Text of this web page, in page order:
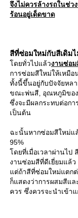
จึงไม่ควรล้างรถในช่ว
ร้อนอยู่เด็ดขาด
สีที่ซ่อมใหม่กับสีเดิม
ดยทั่วไปแล้วงานซ่อ
การซ่อมสีใหม่ให้เหมือ
ทั้งนี้ขึ้นอยู่กับปัจจัยหล
ขณะพ่นสี, อุณหภูมิขอ
ซึ่งจะมีผลกระทบต่อก
เป็นต้น
ฉะนั้นหากซ่อมสีใหม่แ
95%
ดยที่เมื่อเวลาผ่านไป
งานซ่อมสีที่ดีเยี่ยมแล้ว
ต่ถ้าสีที่ซ่อมใหม่แตกต่
ก็แสดงว่าการผสมสีแ
ควร ซึ่งควรจะนำเข้า